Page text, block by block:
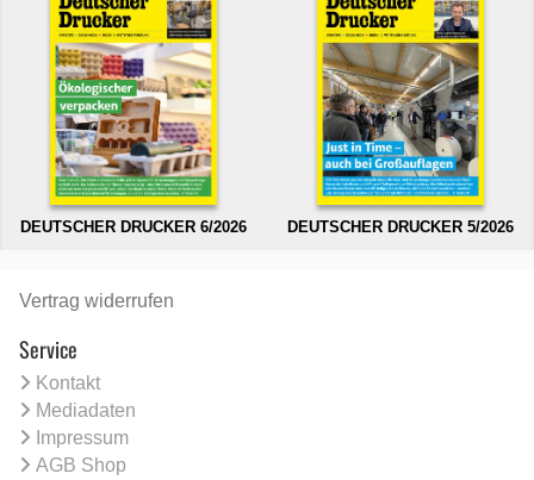
DEUTSCHER DRUCKER 6/2026 DEUTSCHER DRUCKER 5/2026
Vertrag widerrufen
Service
Kontakt
Mediadaten
Impressum
AGB Shop